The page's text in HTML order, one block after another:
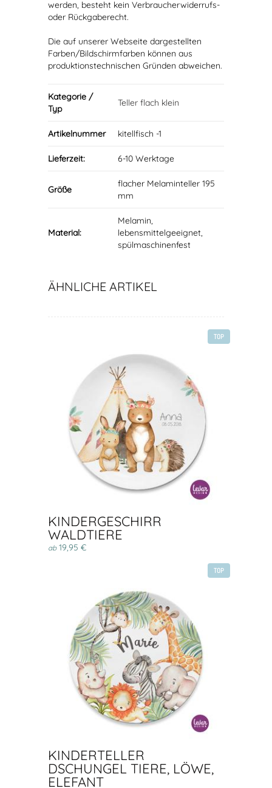
werden, besteht kein Verbraucherwiderrufs-
oder Rückgaberecht.
Die auf unserer Webseite dargestellten
Farben/Bildschirmfarben können aus
produktionstechnischen Gründen abweichen.
Kategorie /
Typ
Teller flach klein
Artikelnummer kitellfisch -1
Lieferzeit: 6-10 Werktage
Größe
flacher Melaminteller 195
mm
Material:
Melamin,
lebensmittelgeeignet,
spülmaschinenfest
ÄHNLICHE ARTIKEL
TOP
KINDERGESCHIRR
WALDTIERE
ab19,95 €
TOP
KINDERTELLER
DSCHUNGEL TIERE, LÖWE,
ELEFANT